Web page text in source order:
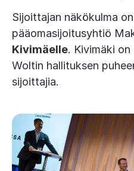
Sijoittajan näkökulma
pääomasijoitusyhtiö
Kivimäelle. Kivimäki on
Woltin hallituksen
sijoittajia.